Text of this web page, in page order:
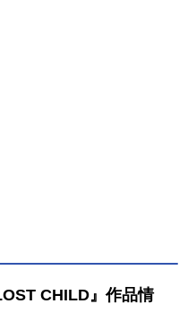
CHILD』作品情